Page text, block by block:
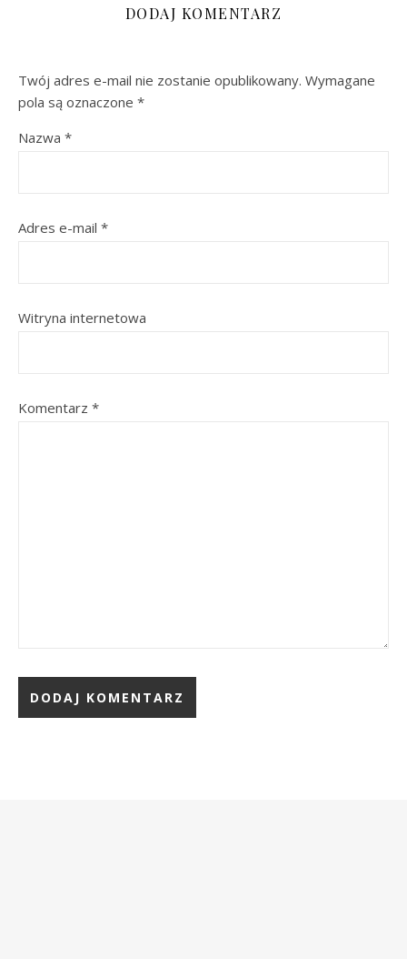
DODAJ KOMENTARZ
Twój adres e-mail nie zostanie opublikowany. Wymagane
pola są oznaczone *
Nazwa *
Adres e-mail *
Witryna internetowa
Komentarz *